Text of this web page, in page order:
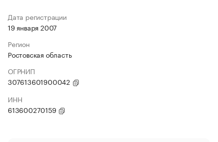
Дата регистрации
19 января 2007
Регион
Ростовская область
ОГРНИП
307613601900042
ИНН
613600270159